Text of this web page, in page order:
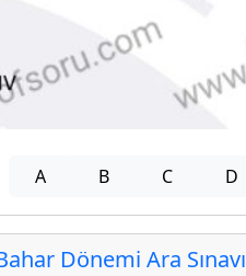
A B C D
Dönemi Ara Sınavı